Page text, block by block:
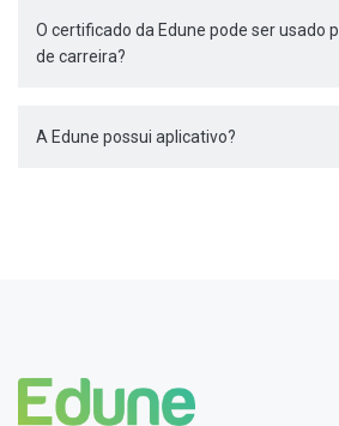
O certificado da Edune pode ser usado
de carreira?
A Edune possui aplicativo?